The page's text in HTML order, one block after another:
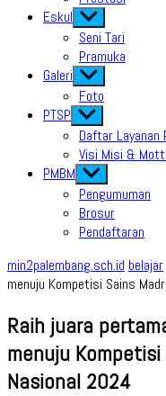
Eskul Show
sub
menu
Seni Tari
Pramuka
Galeri Show
sub
menu
Foto
PTSP Show
sub
menu
Daftar Layanan
Visi Misi &
PMBM Show
sub
menu
Pengumuman
Brosur
Pendaftaran
min2palembang.sch.id belajar
menuju Kompetisi Sains
Raih juara
menuju
Nasional 2024